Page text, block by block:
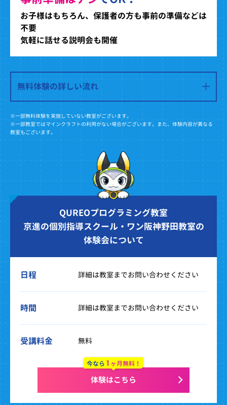
お子様はもちろん、保護者の方も事前の準備などは
不要
気軽に話せる説明会も開催
無料体験の詳しい流れ
※一部無料体験を実施していない教室がございます。
※一部教室ではマインクラフトの利用がない場合がございます。また、体験内容が異なる
教室もございます。
QUREOプログラミング教室
京進の個別指導スクール・ワン阪神野田教室の
体験会について
日程 詳細は教室までお問い合わせください
時間 詳細は教室までお問い合わせください
受講料金 無料
今なら 1 ヶ月無料！
体験はこちら